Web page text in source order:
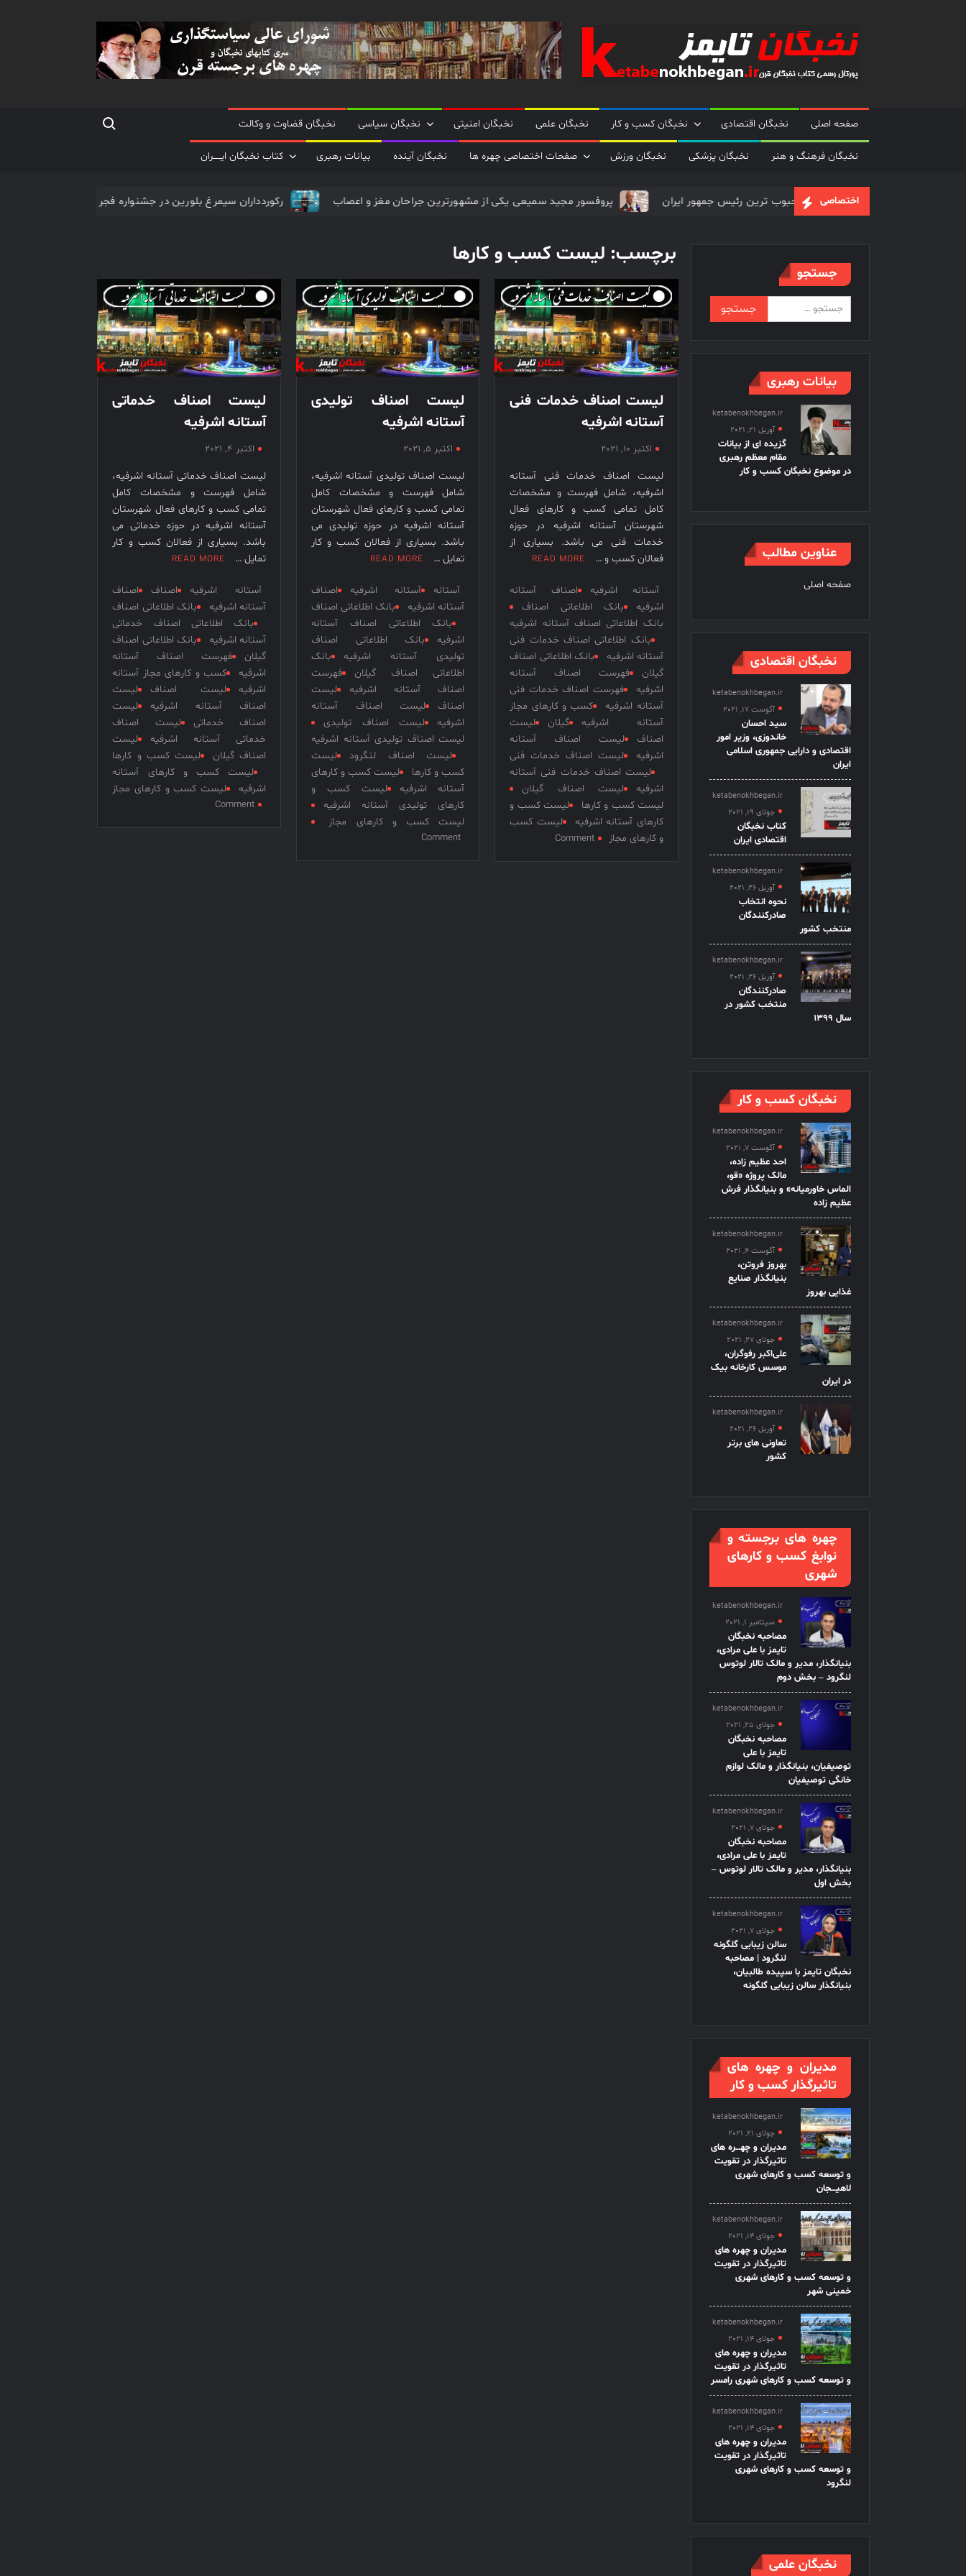
نخبگان
نخبگان
تایمز/
نخبگان
رسمی
ایران –
نخبگان
اقتصادی
ایران –
کتاب
نخبگان
قرن 15
– کتاب
نخبگان
ایران –
کار ایران
– کتاب
نخبگان
ایران
صفحه اصلی نخبگان اقتصادی نخبگان کسب و کار نخبگان علمی نخبگان امنیتی نخبگان سیاسی نخبگان قضاوت و وکالت
نخبگان فرهنگ و هنر نخبگان پزشکی نخبگان ورزش صفحات اختصاصی چهره ها نخبگان آینده بیانات رهبری کتاب نخبگان ایـــــران
Search for:
اختصاصی رکوردداران سیمرغ بلورین در جشنواره فجر پروفسور مجید سمیعی یکی از مشهورترین جراحان مغز و اعصاب محبوب ترین رئیس جمهور ایران ترین چهره های ایرانی در جهان
برچسب: لیست کسب و کارها
لیست اصناف خدمات فنی
آستانه اشرفیه
اکتبر 10, 2021
لیست اصناف خدمات فنی آستانه
اشرفیه، شامل فهرست و مشخصات
کامل تمامی کسب و کارهای فعال
شهرستان آستانه اشرفیه در حوزه
خدمات فنی می باشد. بسیاری از
فعالان کسب و …
READ MORE
آستانه اشرفیه
اصناف آستانه
اشرفیه
بانک اطلاعاتی اصناف
بانک اطلاعاتی اصناف آستانه اشرفیه
بانک اطلاعاتی اصناف خدمات فنی
آستانه اشرفیه
بانک اطلاعاتی اصناف
گیلان
فهرست اصناف آستانه
اشرفیه
فهرست اصناف خدمات فنی
آستانه اشرفیه
کسب و کارهای مجاز
آستانه اشرفیه
گیلان
لیست
اصناف
لیست اصناف آستانه
اشرفیه
لیست اصناف خدمات فنی
لیست اصناف خدمات فنی آستانه
اشرفیه
لیست اصناف گیلان
لیست کسب و کارها
لیست کسب و
کارهای آستانه اشرفیه
لیست کسب
و کارهای مجاز
Comment
لیست اصناف تولیدی
آستانه اشرفیه
اکتبر 5, 2021
لیست اصناف تولیدی آستانه اشرفیه،
شامل فهرست و مشخصات کامل
تمامی کسب و کارهای فعال شهرستان
آستانه اشرفیه در حوزه تولیدی می
باشد. بسیاری از فعالان کسب و کار
تمایل …
READ MORE
آستانه آستانه اشرفیه
اصناف
آستانه اشرفیه
بانک اطلاعاتی اصناف
بانک اطلاعاتی اصناف آستانه
اشرفیه
بانک اطلاعاتی اصناف
تولیدی آستانه اشرفیه
بانک
اطلاعاتی اصناف گیلان
فهرست
اصناف آستانه اشرفیه
لیست
اصناف
لیست اصناف آستانه
اشرفیه
لیست اصناف تولیدی
لیست اصناف تولیدی آستانه اشرفیه
لیست اصناف لنگرود
لیست
کسب و کارها
لیست کسب و کارهای
آستانه اشرفیه
لیست کسب و
کارهای تولیدی آستانه اشرفیه
لیست کسب و کارهای مجاز
Comment
on
لیست اصناف خدماتی
آستانه اشرفیه
اکتبر 4, 2021
لیست اصناف خدماتی آستانه اشرفیه،
شامل فهرست و مشخصات کامل
تمامی کسب و کارهای فعال شهرستان
آستانه اشرفیه در حوزه خدماتی می
باشد. بسیاری از فعالان کسب و کار
تمایل …
READ MORE
آستانه اشرفیه اصناف
اصناف
آستانه اشرفیه
بانک اطلاعاتی اصناف
بانک اطلاعاتی اصناف خدماتی
آستانه اشرفیه
بانک اطلاعاتی اصناف
گیلان
فهرست اصناف آستانه
اشرفیه
کسب و کارهای مجاز آستانه
اشرفیه
لیست اصناف
لیست
اصناف آستانه اشرفیه
لیست
اصناف خدماتی
لیست اصناف
خدماتی آستانه اشرفیه
لیست
اصناف گیلان
لیست کسب و کارها
لیست کسب و کارهای آستانه
اشرفیه
لیست کسب و کارهای مجاز
Comment
جستجو
جستجو
برای:
بیانات رهبری
ketabenokhbegan.ir
آوریل 21, 2021
گزیده ای از بیانات
مقام معظم رهبری
در موضوع نخبگان کسب و کار
عناوین مطالب
صفحه اصلی
نخبگان اقتصادی
ketabenokhbegan.ir
آگوست 17, 2021
سید احسان
خاندوزی، وزیر امور
اقتصادی و دارایی جمهوری اسلامی
ایران
ketabenokhbegan.ir
جولای 19, 2021
کتاب نخبگان
اقتصادی ایران
ketabenokhbegan.ir
آوریل 26, 2021
نحوه انتخاب
صادرکنندگان
منتخب کشور
ketabenokhbegan.ir
آوریل 26, 2021
صادرکنندگان
منتخب کشور در
سال 1399
نخبگان کسب و کار
ketabenokhbegan.ir
آگوست 7, 2021
احد عظیم زاده،
مالک پروژه «قو،
الماس خاورمیانه» و بنیانگذار فرش
عظیم زاده
ketabenokhbegan.ir
آگوست 4, 2021
بهروز فروتن،
بنیانگذار صنایع
غذایی بهروز
ketabenokhbegan.ir
جولای 27, 2021
علی‌اکبر رفوگران،
موسس کارخانه بیک
در ایران
ketabenokhbegan.ir
آوریل 26, 2021
تعاونی های برتر
کشور
چهره های برجسته و
نوابغ کسب و کارهای
شهری
ketabenokhbegan.ir
سپتامبر 1, 2021
مصاحبه نخبگان
تایمز با علی مرادی،
بنیانگذار، مدیر و مالک تالار لوتوس
لنگرود – بخش دوم
ketabenokhbegan.ir
جولای 25, 2021
مصاحبه نخبگان
تایمز با علی
توصیفیان، بنیانگذار و مالک لوازم
خانگی توصیفیان
ketabenokhbegan.ir
جولای 7, 2021
مصاحبه نخبگان
تایمز با علی مرادی،
بنیانگذار، مدیر و مالک تالار لوتوس –
بخش اول
ketabenokhbegan.ir
جولای 7, 2021
سالن زیبایی گلگونه
لنگرود | مصاحبه
نخبگان تایمز با سپیده طالبیان،
بنیانگذار سالن زیبایی گلگونه
مدیران و چهره های
تاثیرگذار کسب و کار
ketabenokhbegan.ir
جولای 21, 2021
مدیران و چهـــره های
تاثیرگذار در تقویت
و توسعه کسب و کارهای شهری
لاهیـــجان
ketabenokhbegan.ir
جولای 14, 2021
مدیران و چهره های
تاثیرگذار در تقویت
و توسعه کسب و کارهای شهری
خمینی شهر
ketabenokhbegan.ir
جولای 14, 2021
مدیران و چهره های
تاثیرگذار در تقویت
و توسعه کسب و کارهای شهری رامسر
ketabenokhbegan.ir
جولای 14, 2021
مدیران و چهره های
تاثیرگذار در تقویت
و توسعه کسب و کارهای شهری
لنگرود
نخبگان علمی